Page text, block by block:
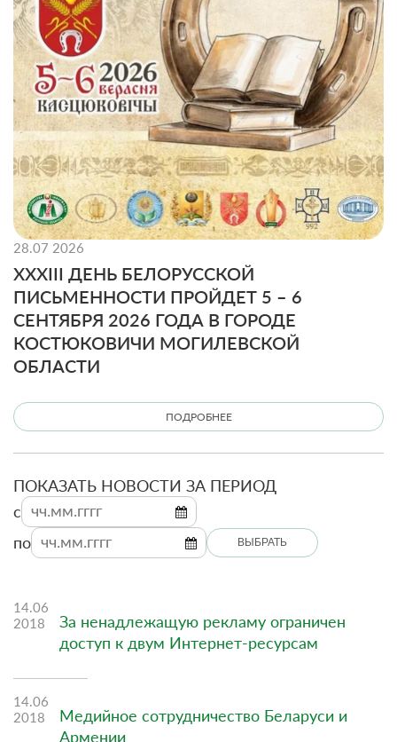
28.07 2026
XXXIII ДЕНЬ БЕЛОРУССКОЙ
ПИСЬМЕННОСТИ ПРОЙДЕТ 5 – 6
СЕНТЯБРЯ 2026 ГОДА В ГОРОДЕ
КОСТЮКОВИЧИ МОГИЛЕВСКОЙ
ОБЛАСТИ
ПОДРОБНЕЕ
ПОКАЗАТЬ НОВОСТИ ЗА ПЕРИОД
c
по
ВЫБРАТЬ
14.06
2018
За ненадлежащую рекламу ограничен
доступ к двум Интернет-ресурсам
14.06
2018
Медийное сотрудничество Беларуси и
Армении